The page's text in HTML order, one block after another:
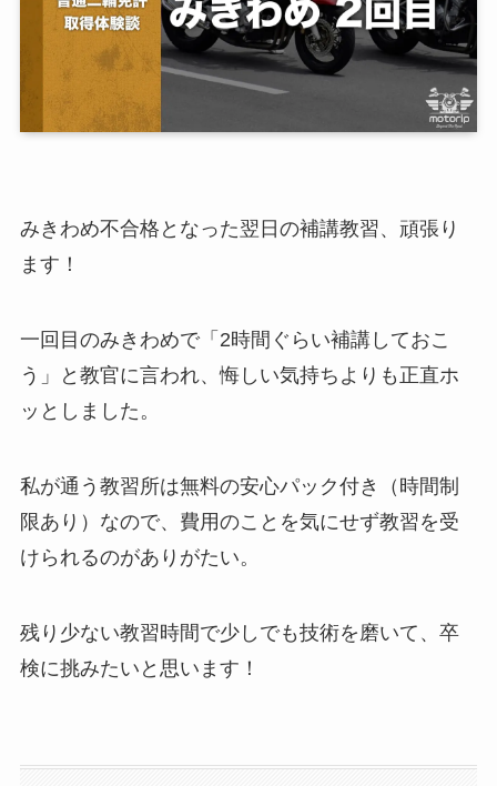
みきわめ不合格となった翌日の補講教習、頑張り
ます！
一回目のみきわめで「2時間ぐらい補講しておこ
う」と教官に言われ、悔しい気持ちよりも正直ホ
ッとしました。
私が通う教習所は無料の安心パック付き（時間制
限あり）なので、費用のことを気にせず教習を受
けられるのがありがたい。
残り少ない教習時間で少しでも技術を磨いて、卒
検に挑みたいと思います！